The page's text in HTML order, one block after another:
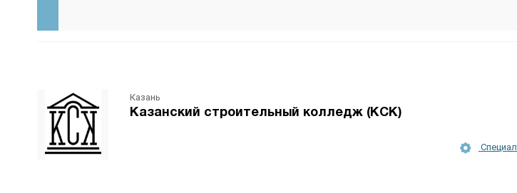
Казань
Казанский строительный колледж (КСК)